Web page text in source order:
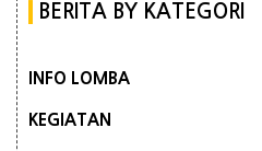
BERITA BY KATEGORI
INFO LOMBA
KEGIATAN